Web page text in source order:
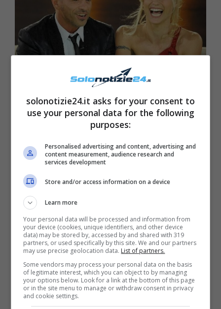
Eros esce allo scoperto e
confessa la verità sul suo
rapporto con Michelle
solonotizie24.it asks for your consent to
use your personal data for the following
purposes:
Personalised advertising and content, advertising and
content measurement, audience research and
services development
Store and/or access information on a device
Learn more
Your personal data will be processed and information from
your device (cookies, unique identifiers, and other device
data) may be stored by, accessed by and shared with 319
partners, or used specifically by this site. We and our partners
may use precise geolocation data. List of partners.
Some vendors may process your personal data on the basis
of legitimate interest, which you can object to by managing
your options below. Look for a link at the bottom of this page
or in the site menu to manage or withdraw consent in privacy
and cookie settings.